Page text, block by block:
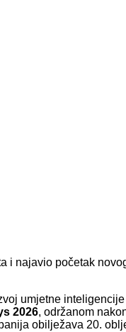
i najavio početak
umjetne
2026, održanom
obilježava 20.